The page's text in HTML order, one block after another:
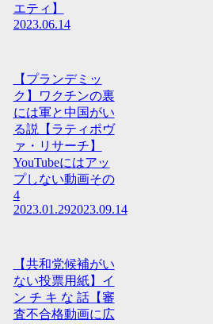
エティ】
2023.06.14
【プランデミッ
ク】ワクチンの裏
には軍と中国がい
る説【ラティポヴ
ァ・リサーチ】
YouTubeにはアッ
プしない動画その
4
2023.01.292023.09.14
【共和党候補がい
ない投票用紙】イ
ン チ キ な 話【審
査不合格動画に広